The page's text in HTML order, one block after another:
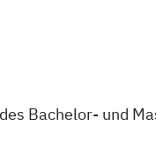
Bachelor- und